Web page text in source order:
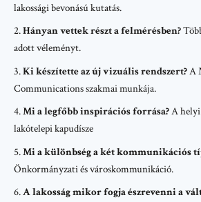
lakossági bevonású kutatás.
Hányan vettek részt a felmérésben?
adott véleményt.
Ki készítette az új vizuális rendszert?A
Communications szakmai munkája.
Mi a legfőbb inspirációs forrása?A
lakótelepi kapudísze
Mi a különbség a két kommunikációs
Önkormányzati és városkommunikáció.
A lakosság mikor fogja észrevenni a